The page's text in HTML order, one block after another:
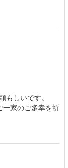
もしいです。
一家のご多幸を祈